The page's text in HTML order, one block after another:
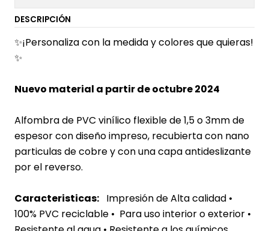
DESCRIPCIÓN
✨¡Personaliza con la medida y colores que quieras!
✨
Nuevo material a partir de octubre 2024
Alfombra de PVC vinílico flexible de 1,5 o 3mm de
espesor con diseño impreso, recubierta con nano
particulas de cobre y con una capa antideslizante
por el reverso.
Caracteristicas: Impresión de Alta calidad •
100% PVC reciclable • Para uso interior o exterior •